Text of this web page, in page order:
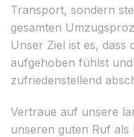
Transport, sondern
gesamten
Unser Ziel ist es,
aufgehoben fühlst
zufriedenstellend
Vertraue auf unsere
unseren guten Ruf